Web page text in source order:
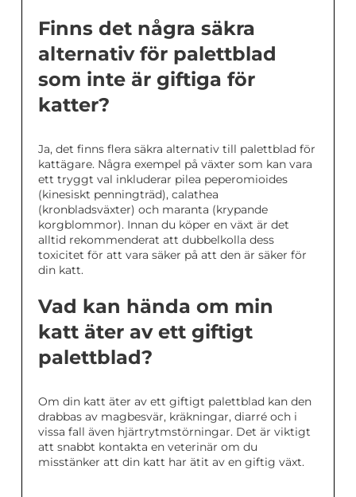
Finns det några säkra
alternativ för palettblad
som inte är giftiga för
katter?
Ja, det finns flera säkra alternativ till palettblad för
kattägare. Några exempel på växter som kan vara
ett tryggt val inkluderar pilea peperomioides
(kinesiskt penningträd), calathea
(kronbladsväxter) och maranta (krypande
korgblommor). Innan du köper en växt är det
alltid rekommenderat att dubbelkolla dess
toxicitet för att vara säker på att den är säker för
din katt.
Vad kan hända om min
katt äter av ett giftigt
palettblad?
Om din katt äter av ett giftigt palettblad kan den
drabbas av magbesvär, kräkningar, diarré och i
vissa fall även hjärtrytmstörningar. Det är viktigt
att snabbt kontakta en veterinär om du
misstänker att din katt har ätit av en giftig växt.